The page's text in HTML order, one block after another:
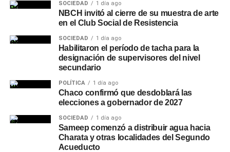
SOCIEDAD 1 día ago
NBCH invitó al cierre de su muestra de arte
en el Club Social de Resistencia
SOCIEDAD 1 día ago
Habilitaron el período de tacha para la
designación de supervisores del nivel
secundario
POLÍTICA 1 día ago
Chaco confirmó que desdoblará las
elecciones a gobernador de 2027
SOCIEDAD 1 día ago
Sameep comenzó a distribuir agua hacia
Charata y otras localidades del Segundo
Acueducto